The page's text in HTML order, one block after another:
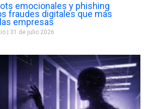
emocionales y phishing
fraudes digitales que más
empresas
31 de julio 2026